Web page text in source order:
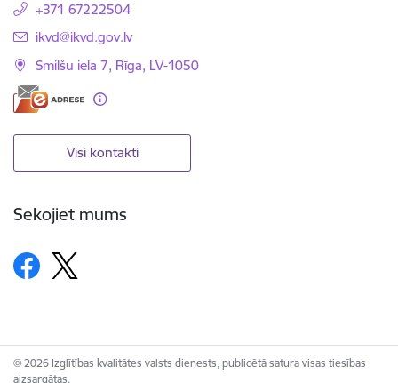
+371 67222504
E-pasts:
ikvd@ikvd.gov.lv
Smilšu iela 7, Rīga, LV-1050
Visi kontakti
Sekojiet mums
© 2026 Izglītības kvalitātes valsts dienests, publicētā satura visas tiesības
aizsargātas.